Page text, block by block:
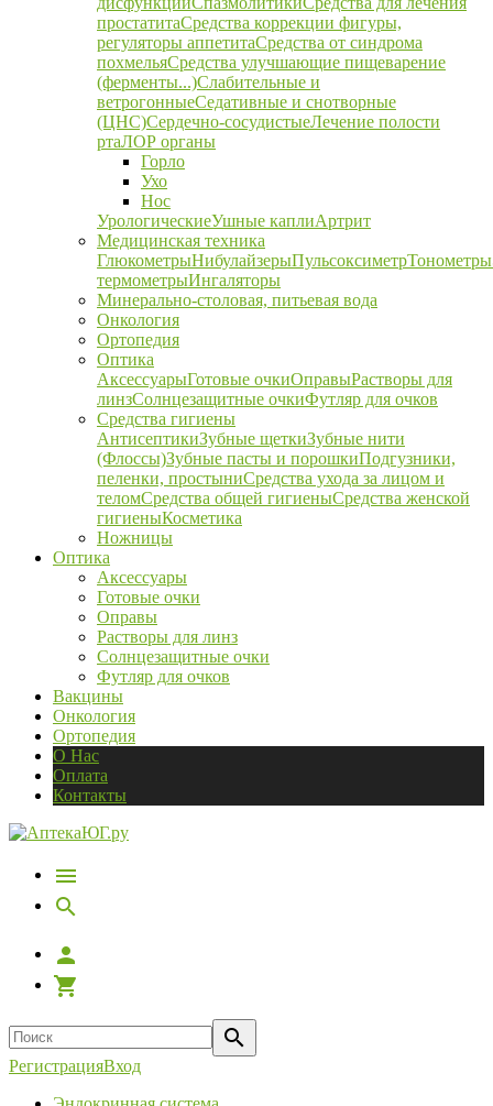
простатитаСредства коррекции фигуры,
регуляторы аппетитаСредства от синдрома
похмельяСредства улучшающие пищеварение
(ферменты...)Слабительные и
ветрогонныеСедативные и снотворные
(ЦНС)Сердечно-сосудистыеЛечение полости
ртаЛОР органы
Горло
Ухо
Нос
УрологическиеУшные каплиАртрит
Медицинская техника
ГлюкометрыНибулайзерыПульсоксиметрТонометры
термометрыИнгаляторы
Минерально-столовая, питьевая вода
Онкология
Ортопедия
Оптика
АксессуарыГотовые очкиОправыРастворы для
линзСолнцезащитные очкиФутляр для очков
Средства гигиены
АнтисептикиЗубные щеткиЗубные нити
(Флоссы)Зубные пасты и порошкиПодгузники,
пеленки, простыниСредства ухода за лицом и
теломСредства общей гигиеныСредства женской
гигиеныКосметика
Ножницы
Оптика
Аксессуары
Готовые очки
Оправы
Растворы для линз
Солнцезащитные очки
Футляр для очков
Вакцины
Онкология
Ортопедия
О Нас
Оплата
Контакты
РегистрацияВход